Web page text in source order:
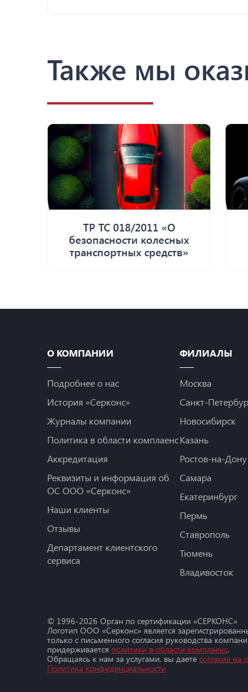
Также мы
ТР ТС 018/2011 «О
безопасности колесных
транспортных средств»
О КОМПАНИИ
Подробнее о нас
История «Серконс»
Журналы компании
Политика в области комплаенс
Аккредитация
Реквизиты и информация об
ОС ООО «Серконс»
Наши клиенты
Отзывы
Департамент клиентского
сервиса
ФИЛИАЛЫ
Москва
Санкт-
Новосибирск
Казань
Ростов-на-Дону
Самара
Екатеринбург
Пермь
Ставрополь
Тюмень
Владивосток
© 1996-2026 Орган по сертификации «СЕРКОНС»
Логотип ООО «Серконс» является
только с письменного согласия руководства
придерживается политики в области комплаенс.
Обращаясь к нам за услугами, вы даете согласие на
Политика конфиденциальности